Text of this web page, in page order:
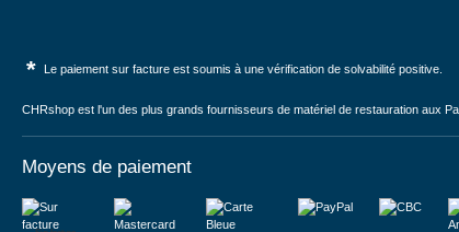
* Le paiement sur facture est soumis à une vérification de solvabilité positive.
CHRshop est l'un des plus grands fournisseurs de matériel de restauration aux
Moyens de paiement